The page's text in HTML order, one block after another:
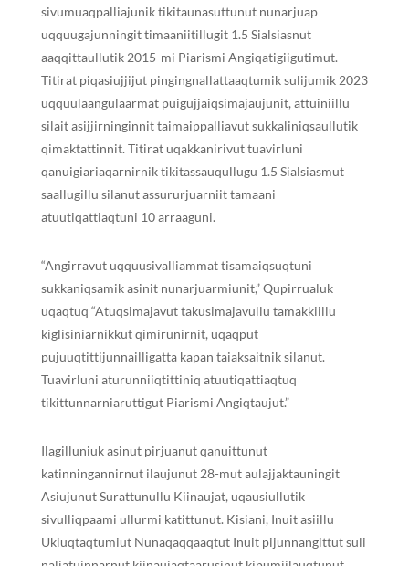
sivumuaqpalliajunik tikitaunasuttunut nunarjuap
uqquugajunningit timaaniitillugit 1.5 Sialsiasnut
aaqqittaullutik 2015-mi Piarismi Angiqatigiigutimut.
Titirat piqasiujjijut pingingnallattaaqtumik sulijumik 2023
uqquulaangulaarmat puigujjaiqsimajaujunit, attuiniillu
silait asijjirninginnit taimaippalliavut sukkaliniqsaullutik
qimaktattinnit. Titirat uqakkanirivut tuavirluni
qanuigiariaqarnirnik tikitassauqullugu 1.5 Sialsiasmut
saallugillu silanut assururjuarniit tamaani
atuutiqattiaqtuni 10 arraaguni.
“Angirravut uqquusivalliammat tisamaiqsuqtuni
sukkaniqsamik asinit nunarjuarmiunit,” Qupirrualuk
uqaqtuq “Atuqsimajavut takusimajavullu tamakkiillu
kiglisiniarnikkut qimirunirnit, uqaqput
pujuuqtittijunnailligatta kapan taiaksaitnik silanut.
Tuavirluni aturunniiqtittiniq atuutiqattiaqtuq
tikittunnarniaruttigut Piarismi Angiqtaujut.”
Ilagilluniuk asinut pirjuanut qanuittunut
katinningannirnut ilaujunut 28-mut aulajjaktauningit
Asiujunut Surattunullu Kiinaujat, uqausiullutik
sivulliqpaami ullurmi katittunut. Kisiani, Inuit asiillu
Ukiuqtaqtumiut Nunaqaqqaaqtut Inuit pijunnangittut suli